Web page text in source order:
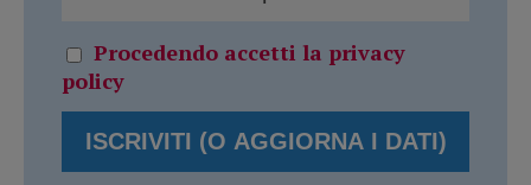
Procedendo accetti la privacy
policy